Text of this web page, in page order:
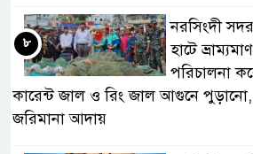
নরসিংদী
হাটে
পরিচালনা
কারেন্ট জাল ও রিং জাল আগুনে
জরিমানা আদায়
৮